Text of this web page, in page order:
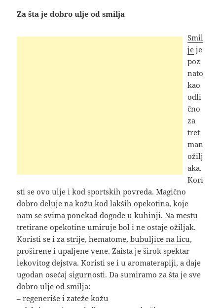
Za šta je dobro ulje od smilja
Smil
je je
poz
nato
kao
odli
čno
za
tret
man
ožilj
aka.
Kori
sti se ovo ulje i kod sportskih povreda. Magično
dobro deluje na kožu kod lakših opekotina, koje
nam se svima ponekad dogode u kuhinji. Na mestu
tretirane opekotine umiruje bol i ne ostaje ožiljak.
Koristi se i zastrije, hematome,bubuljice na licu,
proširene i upaljene vene. Zaista je širok spektar
lekovitog dejstva. Koristi se i u aromaterapiji, a daje
ugodan osećaj sigurnosti. Da sumiramo za šta je sve
dobro ulje od smilja:
– regeneriše i zateže kožu